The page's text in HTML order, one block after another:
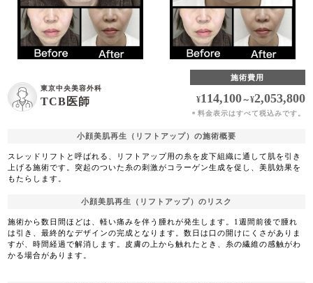
東京中央美容外科
TCB医師
施術費用
¥114,100～¥2,053,800
＊ 料金表示はすべて税込みです。
小顔美肌再生（リフトアップ）の施術概要
スレッドリフトと呼ばれる、リフトアップ用の糸を皮下組織に通して肌を引き
上げる施術です。突起のついた糸の刺激がコラーゲン生成を促し、美肌効果を
もたらします。
小顔美肌再生（リフトアップ）のリスク
施術から数日間ほどは、軽い痛みを伴う腫れが発生します。1週間前後で腫れ
は引き、最終的なデザインの完成となります。数日は口の開けにくさがありま
すが、時間経過で解消します。皮膚の上から触れたとき、糸の繊維の感触がわ
かる場合があります。